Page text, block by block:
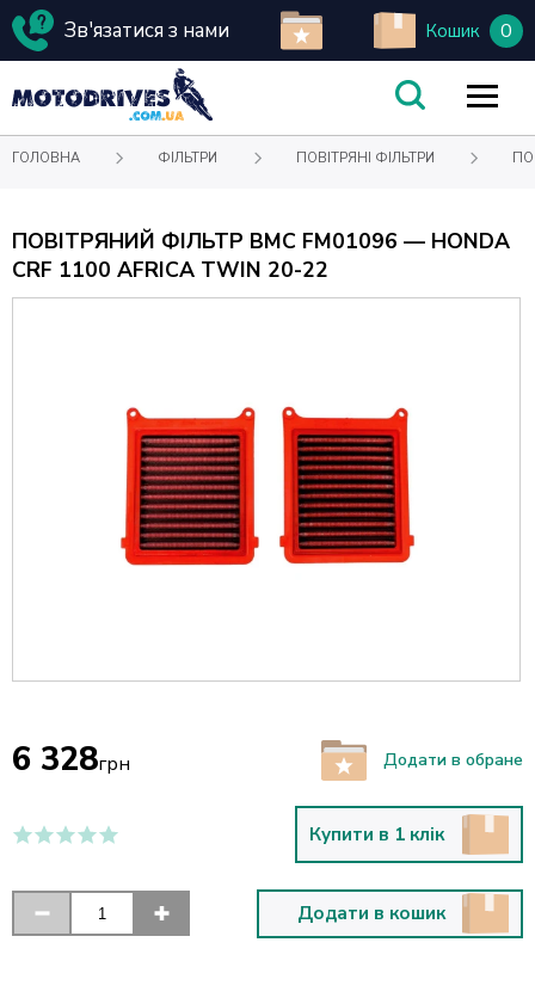
Зв'язатися з нами Кошик 0
ГОЛОВНА ФІЛЬТРИ ПОВІТРЯНІ ФІЛЬТРИ
ПОВІТРЯНИЙ ФІЛЬТР BMC FM01096 — HONDA
CRF 1100 AFRICA TWIN 20-22
6 328грн Додати в обране
Купити в 1 клік
Додати в кошик